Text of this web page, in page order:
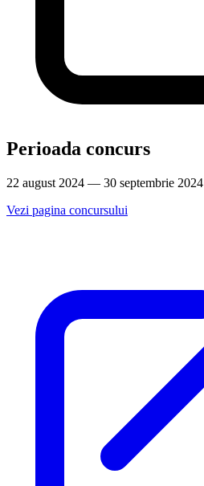
Perioada concurs
22 august 2024 — 30 septembrie 2024
Vezi pagina concursului